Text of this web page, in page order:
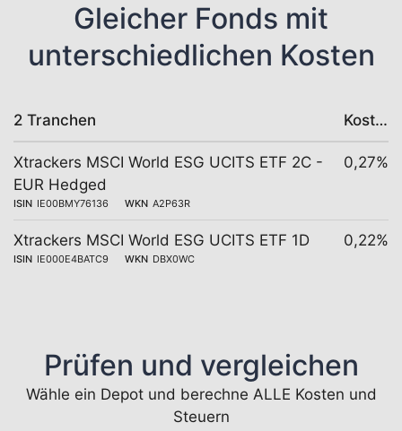
Gleicher Fonds mit
unterschiedlichen Kosten
2 Tranchen Kosten
Xtrackers MSCI World ESG UCITS ETF 2C -
EUR Hedged
ISIN IE00BMY76136 WKN A2P63R
0,27%
Xtrackers MSCI World ESG UCITS ETF 1D
ISIN IE000E4BATC9 WKN DBX0WC
0,22%
Prüfen und vergleichen
Wähle ein Depot und berechne ALLE Kosten und
Steuern